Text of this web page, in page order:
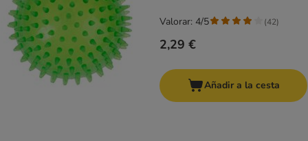
2,29 €
Valorar: 4/5 (42)
Añadir a la cesta